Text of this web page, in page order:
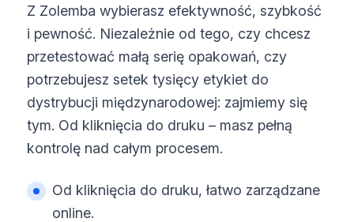
Z Zolemba wybierasz efektywność, szybkość
i pewność. Niezależnie od tego, czy chcesz
przetestować małą serię opakowań, czy
potrzebujesz setek tysięcy etykiet do
dystrybucji międzynarodowej: zajmiemy się
tym. Od kliknięcia do druku – masz pełną
kontrolę nad całym procesem.
Od kliknięcia do druku, łatwo zarządzane
online.